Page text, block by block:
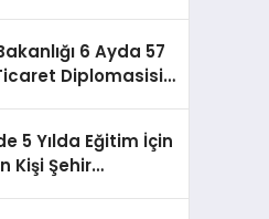
6 Ayda 57
Diplomasisi
5 Yılda Eğitim İçin
Kişi Şehir